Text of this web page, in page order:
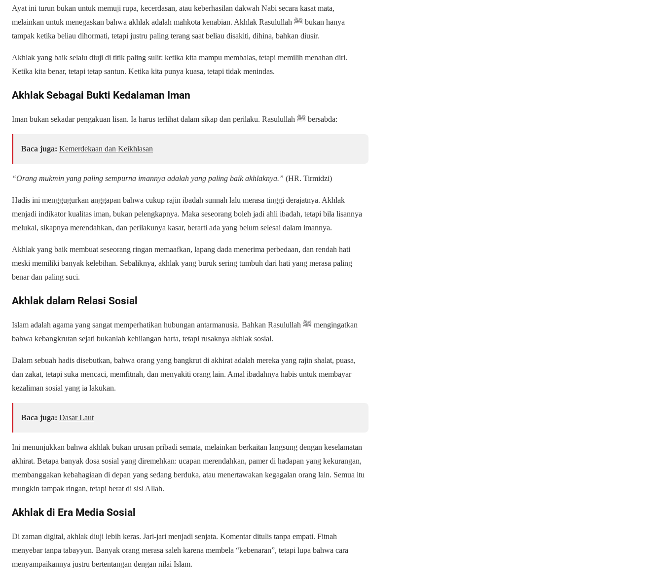
Ayat ini turun bukan untuk memuji rupa, kecerdasan, atau keberhasilan dakwah Nabi secara kasat mata,
melainkan untuk menegaskan bahwa akhlak adalah mahkota kenabian. Akhlak Rasulullah ﷺ bukan hanya
tampak ketika beliau dihormati, tetapi justru paling terang saat beliau disakiti, dihina, bahkan diusir.
Akhlak yang baik selalu diuji di titik paling sulit: ketika kita mampu membalas, tetapi memilih menahan diri.
Ketika kita benar, tetapi tetap santun. Ketika kita punya kuasa, tetapi tidak menindas.
Akhlak Sebagai Bukti Kedalaman Iman
Iman bukan sekadar pengakuan lisan. Ia harus terlihat dalam sikap dan perilaku. Rasulullah ﷺ bersabda:
Baca juga: Kemerdekaan dan Keikhlasan
“Orang mukmin yang paling sempurna imannya adalah yang paling baik akhlaknya.” (HR. Tirmidzi)
Hadis ini menggugurkan anggapan bahwa cukup rajin ibadah sunnah lalu merasa tinggi derajatnya. Akhlak
menjadi indikator kualitas iman, bukan pelengkapnya. Maka seseorang boleh jadi ahli ibadah, tetapi bila lisannya
melukai, sikapnya merendahkan, dan perilakunya kasar, berarti ada yang belum selesai dalam imannya.
Akhlak yang baik membuat seseorang ringan memaafkan, lapang dada menerima perbedaan, dan rendah hati
meski memiliki banyak kelebihan. Sebaliknya, akhlak yang buruk sering tumbuh dari hati yang merasa paling
benar dan paling suci.
Akhlak dalam Relasi Sosial
Islam adalah agama yang sangat memperhatikan hubungan antarmanusia. Bahkan Rasulullah ﷺ mengingatkan
bahwa kebangkrutan sejati bukanlah kehilangan harta, tetapi rusaknya akhlak sosial.
Dalam sebuah hadis disebutkan, bahwa orang yang bangkrut di akhirat adalah mereka yang rajin shalat, puasa,
dan zakat, tetapi suka mencaci, memfitnah, dan menyakiti orang lain. Amal ibadahnya habis untuk membayar
kezaliman sosial yang ia lakukan.
Baca juga: Dasar Laut
Ini menunjukkan bahwa akhlak bukan urusan pribadi semata, melainkan berkaitan langsung dengan keselamatan
akhirat. Betapa banyak dosa sosial yang diremehkan: ucapan merendahkan, pamer di hadapan yang kekurangan,
membanggakan kebahagiaan di depan yang sedang berduka, atau menertawakan kegagalan orang lain. Semua itu
mungkin tampak ringan, tetapi berat di sisi Allah.
Akhlak di Era Media Sosial
Di zaman digital, akhlak diuji lebih keras. Jari-jari menjadi senjata. Komentar ditulis tanpa empati. Fitnah
menyebar tanpa tabayyun. Banyak orang merasa saleh karena membela “kebenaran”, tetapi lupa bahwa cara
menyampaikannya justru bertentangan dengan nilai Islam.